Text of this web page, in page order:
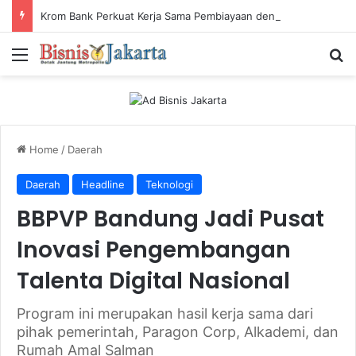
Menu
Home / Daerah
Daerah Headline Teknologi
BBPVP Bandung Jadi Pusat
Inovasi Pengembangan
Talenta Digital Nasional
Program ini merupakan hasil kerja sama dari
pihak pemerintah, Paragon Corp, Alkademi, dan
Rumah Amal Salman